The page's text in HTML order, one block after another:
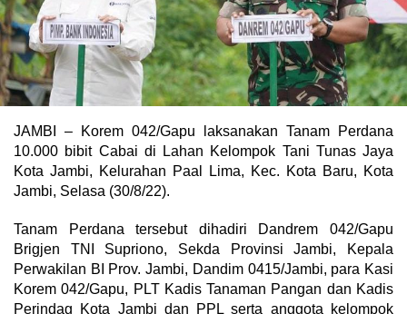
JAMBI – Korem 042/Gapu laksanakan Tanam Perdana
10.000 bibit Cabai di Lahan Kelompok Tani Tunas Jaya
Kota Jambi, Kelurahan Paal Lima, Kec. Kota Baru, Kota
Jambi, Selasa (30/8/22).
Tanam Perdana tersebut dihadiri Dandrem 042/Gapu
Brigjen TNI Supriono, Sekda Provinsi Jambi, Kepala
Perwakilan BI Prov. Jambi, Dandim 0415/Jambi, para Kasi
Korem 042/Gapu, PLT Kadis Tanaman Pangan dan Kadis
Perindag Kota Jambi dan PPL serta anggota kelompok